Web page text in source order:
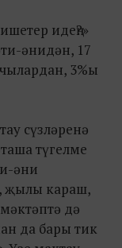
идең?»
әнидән, 17
3%ы
сүзләренә
түгелме
әни
җылы караш,
дә
да бары тик